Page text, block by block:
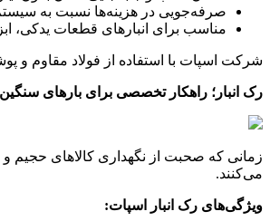
صرفه‌جویی در هزینه‌ها نسبت به
مناسب برای انبارهای قطعات یدکی،
شرکت اسپات با استفاده از فولاد مقاوم و
رک انبار؛ راهکار تخصصی برای بارهای سنگین
زمانی که صحبت از نگهداری کالاهای حجیم
می‌کنند.
ویژگی‌های رک انبار اسپات: